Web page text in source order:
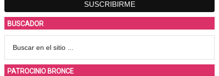
BUSCADOR
PATROCINIO BRONCE